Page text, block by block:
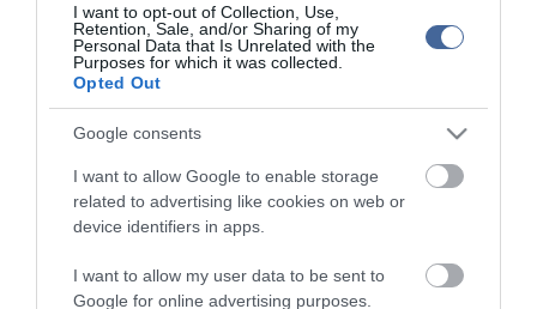
I want to opt-out of Collection, Use,
Retention, Sale, and/or Sharing of my
Personal Data that Is Unrelated with the
Purposes for which it was collected.
Opted Out
Google consents
I want to allow Google to enable storage
related to advertising like cookies on web or
device identifiers in apps.
I want to allow my user data to be sent to
Google for online advertising purposes.